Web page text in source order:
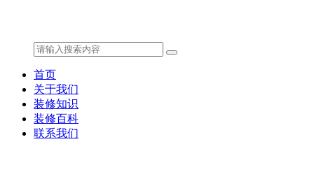
首页
关于我们
装修知识
装修百科
联系我们